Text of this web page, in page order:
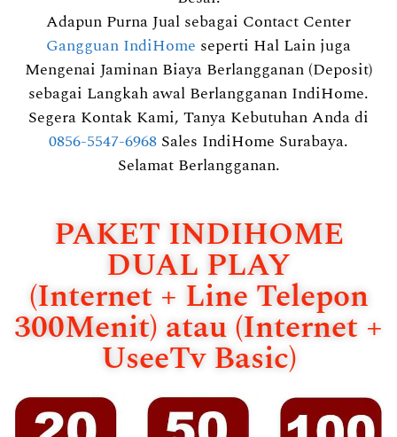
Adapun Purna Jual sebagai Contact Center
Gangguan IndiHome seperti Hal Lain juga
Mengenai Jaminan Biaya Berlangganan (Deposit)
sebagai Langkah awal Berlangganan IndiHome.
Segera Kontak Kami, Tanya Kebutuhan Anda di
0856-5547-6968 Sales IndiHome Surabaya.
Selamat Berlangganan.
PAKET INDIHOME
DUAL PLAY
(Internet + Line Telepon
300Menit) atau (Internet +
UseeTv Basic)